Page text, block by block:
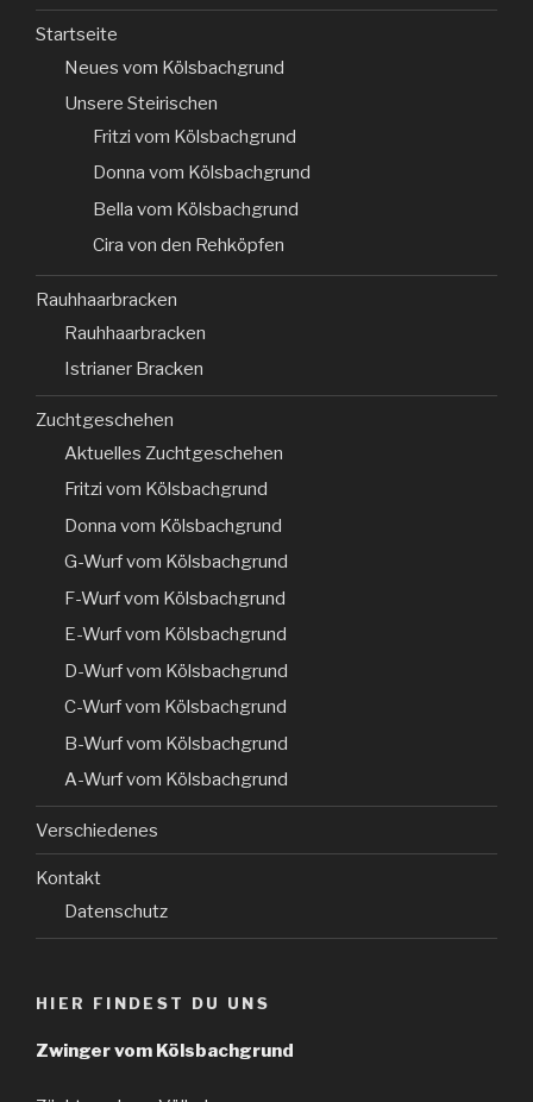
Startseite
Neues vom Kölsbachgrund
Unsere Steirischen
Fritzi vom Kölsbachgrund
Donna vom Kölsbachgrund
Bella vom Kölsbachgrund
Cira von den Rehköpfen
Rauhhaarbracken
Rauhhaarbracken
Istrianer Bracken
Zuchtgeschehen
Aktuelles Zuchtgeschehen
Fritzi vom Kölsbachgrund
Donna vom Kölsbachgrund
G-Wurf vom Kölsbachgrund
F-Wurf vom Kölsbachgrund
E-Wurf vom Kölsbachgrund
D-Wurf vom Kölsbachgrund
C-Wurf vom Kölsbachgrund
B-Wurf vom Kölsbachgrund
A-Wurf vom Kölsbachgrund
Verschiedenes
Kontakt
Datenschutz
HIER FINDEST DU UNS
Zwinger vom Kölsbachgrund